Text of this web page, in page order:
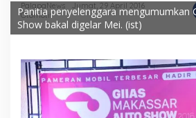
PalapaNews
Jumat, 29 April 2016
Otomotif
Panitia penyelenggara mengumumkan
Show bakal digelar Mei. (ist)